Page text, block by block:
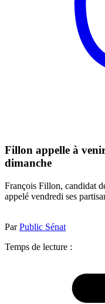
Fillon appelle à
dimanche
François Fillon, candidat
appelé vendredi ses
ParPublic Sénat
Temps de lecture :